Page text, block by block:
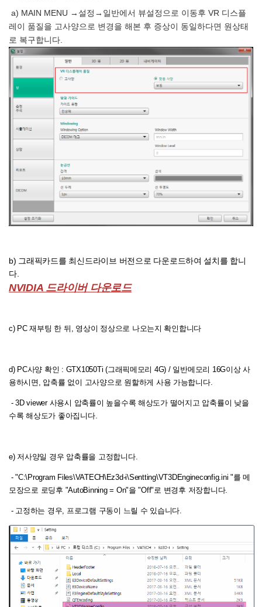
a) MAIN MENU →설정→일반에서 뷰설정으로 이동후 VR 디스플
레이 품질을 고사양으로 변경을 해본 후 증상이 동일하다면 원상태
로 복구합니다.
b) 그래픽카드를 최신드라이브 버전으로 다운로드하여 설치를 합니
다.
NVIDIA 드라이버 다운로드
c) PC 재부팅 한 뒤, 영상이 정상으로 나오는지 확인합니다
d) PC사양 확인 : GTX1050Ti (그래픽메모리 4G) / 일반메모리 16G이상 사
용하시면, 압축률 없이 고사양으로 원할하게 사용 가능합니다.
- 3D viewer 사용시 압축률이 높을수록 해상도가 떨어지고 압축률이 낮을
수록 해상도가 좋아집니다.
e) 저사양일 경우 압축률을 고정합니다.
- "C:\Program Files\VATECH\Ez3d-i\Sentting\VT3DEngineconfig.ini "를 메
모장으로 로딩후 "AutoBinning = On"을 "Off"로 변경후 저장합니다.
- 고정하는 경우, 프로그램 구동이 느릴 수 있습니다.